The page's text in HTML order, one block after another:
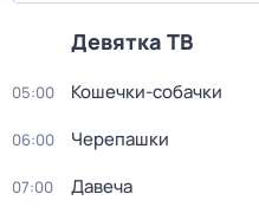
Девятка ТВ
05:00 Кошечки-собачки
06:00 Черепашки
07:00 Давеча